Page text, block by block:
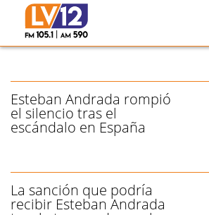
Se conoció la durísima
sanción que recibirá
Esteban Andrada
Esteban Andrada rompió
el silencio tras el
escándalo en España
La sanción que podría
recibir Esteban Andrada